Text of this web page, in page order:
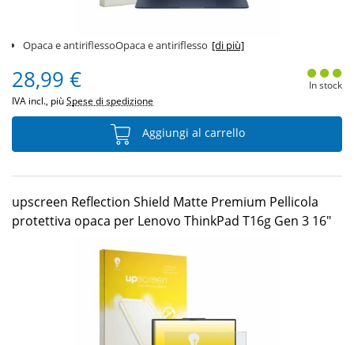
Opaca e antiriflessoOpaca e antiriflesso [di più]
28,99 €
IVA incl., piùSpese di spedizione
In stock
Aggiungi al carrello
upscreen Reflection Shield Matte Premium Pellicola
protettiva opaca per Lenovo ThinkPad T16g Gen 3 16"